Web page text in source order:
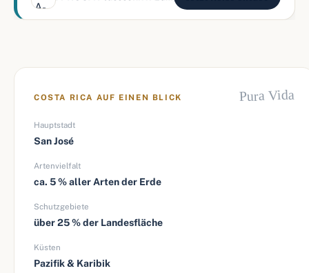
COSTA RICA AUF EINEN BLICK Pura Vida
Hauptstadt
San José
Artenvielfalt
ca. 5 % aller Arten der Erde
Schutzgebiete
über 25 % der Landesfläche
Küsten
Pazifik & Karibik